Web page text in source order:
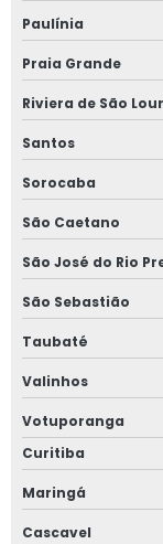
Paulínia
Praia Grande
Riviera de São
Santos
Sorocaba
São Caetano
São José do Rio
São Sebastião
Taubaté
Valinhos
Votuporanga
Curitiba
Maringá
Cascavel